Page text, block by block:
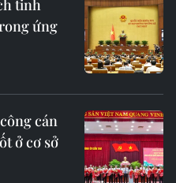
tinh
ứng
cán
ở cơ sở